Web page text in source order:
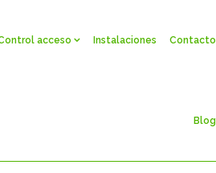
acceso Instalaciones Contacto
Blog